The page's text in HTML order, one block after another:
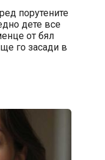
порутените
дете все
от бял
го засади в